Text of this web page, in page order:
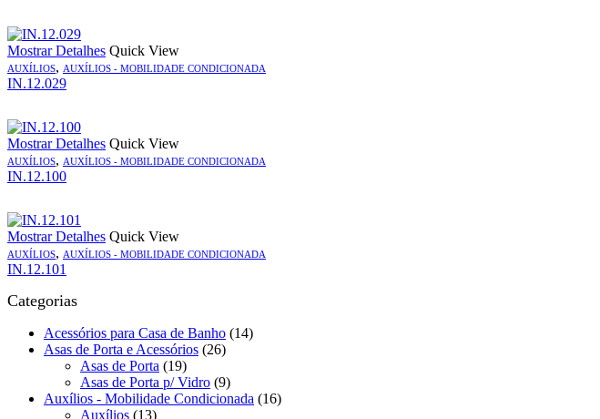
Mostrar Detalhes Quick View
AUXÍLIOS, AUXÍLIOS - MOBILIDADE CONDICIONADA
IN.12.029
Mostrar Detalhes Quick View
AUXÍLIOS, AUXÍLIOS - MOBILIDADE CONDICIONADA
IN.12.100
Mostrar Detalhes Quick View
AUXÍLIOS, AUXÍLIOS - MOBILIDADE CONDICIONADA
IN.12.101
Categorias
Acessórios para Casa de Banho (14)
Asas de Porta e Acessórios (26)
Asas de Porta (19)
Asas de Porta p/ Vidro (9)
Auxílios - Mobilidade Condicionada (16)
Auxílios (13)